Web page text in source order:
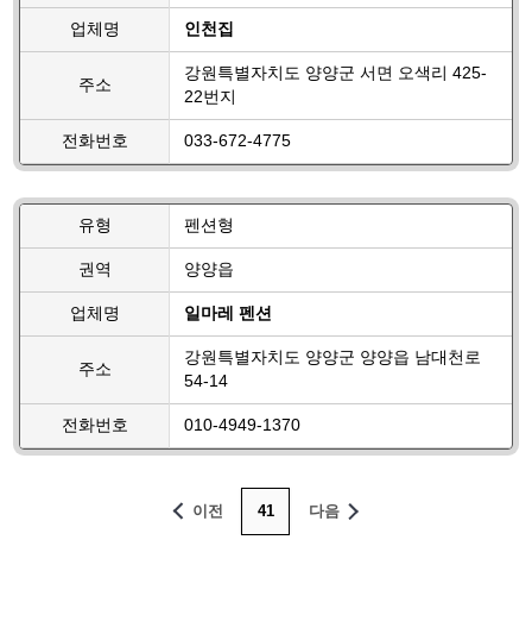
업체명 인천집
주소
강원특별자치도 양양군 서면 오색리 425-
22번지
전화번호 033-672-4775
유형 펜션형
권역 양양읍
업체명 일마레 펜션
주소
강원특별자치도 양양군 양양읍 남대천로
54-14
전화번호 010-4949-1370
이전 41 다음